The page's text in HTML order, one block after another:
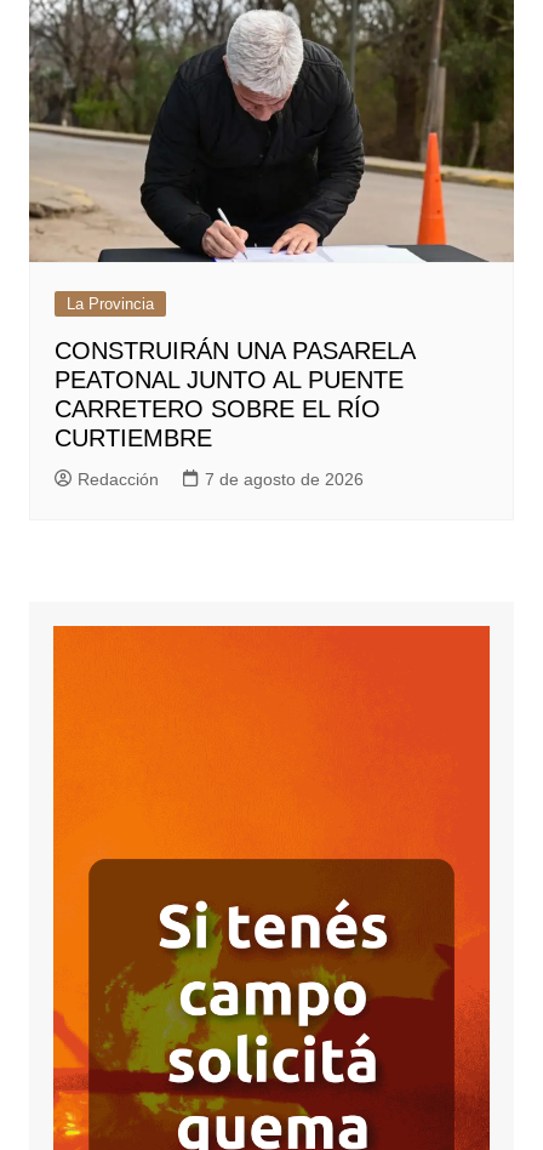
La Provincia
CONSTRUIRÁN UNA PASARELA
PEATONAL JUNTO AL PUENTE
CARRETERO SOBRE EL RÍO
CURTIEMBRE
Redacción 7 de agosto de 2026